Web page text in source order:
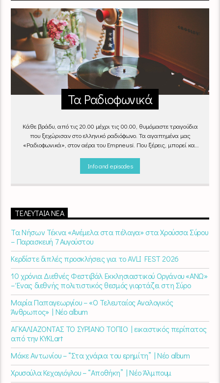
Τα Ραδιοφωνικά
Κάθε βράδυ, από τις 20.00 μέχρι τις 00.00, θυμόμαστε τραγούδια
που ξεχώρισαν στο ελληνικό ραδιόφωνο. Τα αγαπημένα μας
«Ραδιοφωνικά», στον αέρα του Empneusi. Που ξέρεις, μπορεί και
:00 – 00:00στονEmpneusi 107 FM
Info and episodes
ΤΕΛΕΥΤΑΊΑ ΝΈΑ
Τα Νήσων Τέκνα «Ανέμελα στα πέλαγα» στα Χρούσσα Σύρου
– Παρασκευή 7 Αυγούστου
Κερδίστε διπλές προσκλήσεις για το AVLI FEST 2026
10 χρόνια Διεθνές Φεστιβάλ Εκκλησιαστικού Οργάνου «ΑΝΩ»
– Ένας διεθνής πολιτιστικός θεσμός γιορτάζει στη Σύρο​
Μαρία Παπαγεωργίου – «Ο Τελευταίος Αναλογικός
Άνθρωπος» | Νέο album
ΑΓΚΑΛΙΑΖΟΝΤΑΣ ΤΟ ΣΥΡΙΑΝΟ ΤΟΠΙΟ | εικαστικός περίπατος
από την KYKLart
Μάκε Αντωνίου – “Στα χνάρια του ερημίτη” | Νέο album
Χρυσούλα Κεχαγιόγλου – “Αποθήκη” | Νέο Άλμπουμ